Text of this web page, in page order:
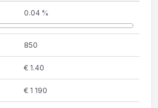
0.04 %
850
€ 1.40
€ 1 190